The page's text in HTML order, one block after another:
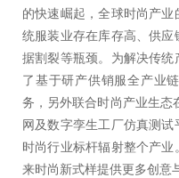
的快速崛起，全球时尚产
统服装业存在库存高、供
据割裂等瓶颈。为解决传
了基于研产供销服全产业
务，另外联合时尚产业生态
网及数字孪生工厂仿真测
时尚行业标杆辐射整个产
来时尚新式样提供更多创意